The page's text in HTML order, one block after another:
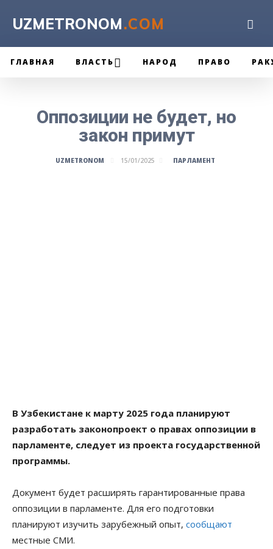
UZMETRONOM.COM
ГЛАВНАЯ ВЛАСТЬ НАРОД ПРАВО
Оппозиции не будет, но
закон примут
UZMETRONOM 15/01/2025 ПАРЛАМЕНТ
В Узбекистане к марту 2025 года планируют
разработать законопроект о правах оппозиции в
парламенте, следует из проекта государственной
программы.
Документ будет расширять гарантированные права
оппозиции в парламенте. Для его подготовки
планируют изучить зарубежный опыт, сообщают
местные СМИ.